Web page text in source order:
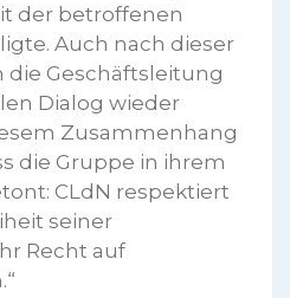
der betroffenen
Auch nach dieser
die Geschäftsleitung
Dialog wieder
Zusammenhang
die Gruppe in ihrem
CLdN respektiert
seiner
Recht auf